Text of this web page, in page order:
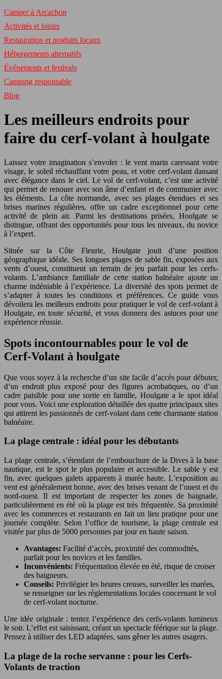
Camper à Arcachon
Activités et loisirs
Restauration et produits locaux
Hébergements alternatifs
Événements et festivals
Camping responsable
Blog
Les meilleurs endroits pour
faire du cerf-volant à houlgate
Laissez votre imagination s’envoler : le vent marin caressant votre
visage, le soleil réchauffant votre peau, et votre cerf-volant dansant
avec élégance dans le ciel. Le vol de cerf-volant, c’est une activité
qui permet de renouer avec son âme d’enfant et de communier avec
les éléments. La côte normande, avec ses plages étendues et ses
brises marines régulières, offre un cadre exceptionnel pour cette
activité de plein air. Parmi les destinations prisées, Houlgate se
distingue, offrant des opportunités pour tous les niveaux, du novice
à l’expert.
Située sur la Côte Fleurie, Houlgate jouit d’une position
géographique idéale. Ses longues plages de sable fin, exposées aux
vents d’ouest, constituent un terrain de jeu parfait pour les cerfs-
volants. L’ambiance familiale de cette station balnéaire ajoute un
charme indéniable à l’expérience. La diversité des spots permet de
s’adapter à toutes les conditions et préférences. Ce guide vous
dévoilera les meilleurs endroits pour pratiquer le vol de cerf-volant à
Houlgate, en toute sécurité, et vous donnera des astuces pour une
expérience réussie.
Spots incontournables pour le vol de
Cerf-Volant à houlgate
Que vous soyez à la recherche d’un site facile d’accès pour débuter,
d’un endroit plus exposé pour des figures acrobatiques, ou d’un
cadre paisible pour une sortie en famille, Houlgate a le spot idéal
pour vous. Voici une exploration détaillée des quatre principaux sites
qui attirent les passionnés de cerf-volant dans cette charmante station
balnéaire.
La plage centrale : idéal pour les débutants
La plage centrale, s’étendant de l’embouchure de la Dives à la base
nautique, est le spot le plus populaire et accessible. Le sable y est
fin, avec quelques galets apparents à marée haute. L’exposition au
vent est généralement bonne, avec des brises venant de l’ouest et du
nord-ouest. Il est important de respecter les zones de baignade,
particulièrement en été où la plage est très fréquentée. Sa proximité
avec les commerces et restaurants en fait un lieu pratique pour une
journée complète. Selon l’office de tourisme, la plage centrale est
visitée par plus de 5000 personnes par jour en haute saison.
Avantages: Facilité d’accès, proximité des commodités,
parfait pour les novices et les familles.
Inconvénients: Fréquentation élevée en été, risque de croiser
des baigneurs.
Conseils: Privilégier les heures creuses, surveiller les marées,
se renseigner sur les réglementations locales concernant le vol
de cerf-volant nocturne.
Une idée originale : tentez l’expérience des cerfs-volants lumineux
le soir. L’effet est saisissant, créant un spectacle féérique sur la plage.
Pensez à utiliser des LED adaptées, sans gêner les autres usagers.
La plage de la roche servanne : pour les Cerfs-
Volants de traction